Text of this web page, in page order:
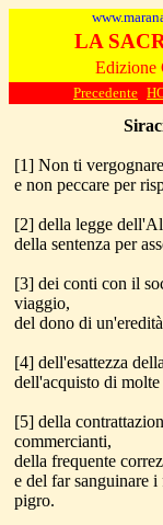
LA
Edizione
Precedente
[1] Non ti
e non peccare per
[2] della legge
della sentenza per
[3] dei conti con il
viaggio,
del dono di
[4] dell'esattezza
dell'acquisto di molte
[5] della
commercianti,
della frequente
e del far sanguinare
pigro.